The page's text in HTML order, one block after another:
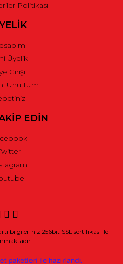
Politikası
Üyelik
Girişi
Unuttum
EDİN
bilgileriniz 256bit SSL sertifikası ile
e-